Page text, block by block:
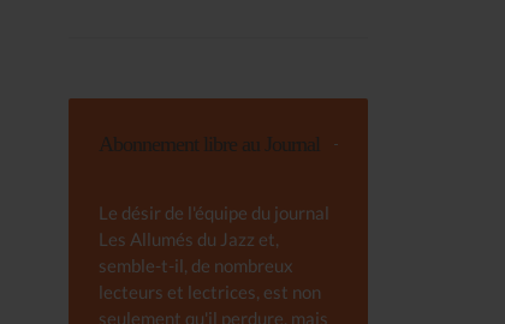
Abonnement libre au Journal
Le désir de l'équipe du journal
Les Allumés du Jazz et,
semble-t-il, de nombreux
lecteurs et lectrices, est non
seulement qu'il perdure, mais